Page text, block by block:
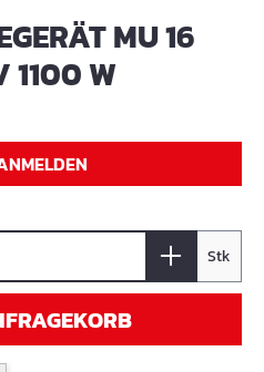
MU 16
1100 W
Stk